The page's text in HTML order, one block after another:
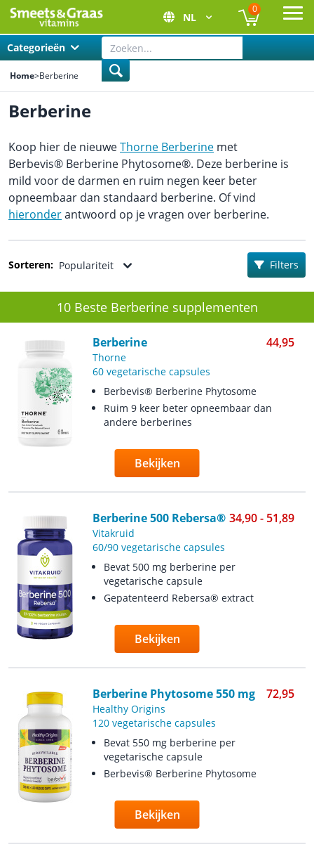
NL
0
Categorieën
Home>Berberine
Berberine
Sorteren: Populariteit Filters
10 Beste Berberine supplementen
Berberine 44,95
Thorne
60 vegetarische capsules
Berbevis® Berberine Phytosome
Ruim 9 keer beter opneembaar dan
andere berberines
Bekijken
Berberine 500 Rebersa® 34,90 - 51,89
Vitakruid
60/90 vegetarische capsules
Bevat 500 mg berberine per
vegetarische capsule
Gepatenteerd Rebersa® extract
Bekijken
Berberine Phytosome 550 mg 72,95
Healthy Origins
120 vegetarische capsules
Bevat 550 mg berberine per
vegetarische capsule
Berbevis® Berberine Phytosome
Bekijken
Koop hier de nieuweThorne Berberine met
Berbevis® Berberine Phytosome®. Deze berberine is
mild voor de darmen en ruim negen keer beter
opneem­baar dan standaard berberine. Of vind
hieronderantwoord op je vragen over berberine.